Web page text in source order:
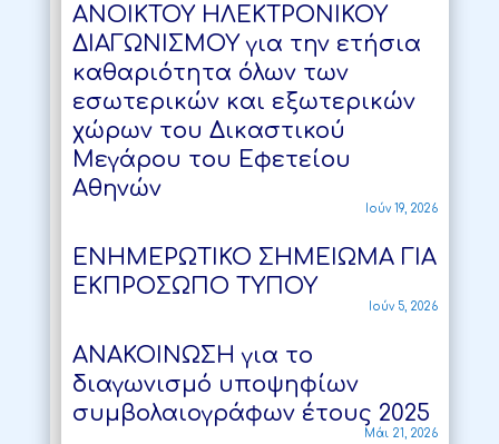
ΑΝΟΙΚΤΟΥ ΗΛΕΚΤΡΟΝΙΚΟΥ
ΔΙΑΓΩΝΙΣΜΟΥ για την ετήσια
καθαριότητα όλων των
εσωτερικών και εξωτερικών
χώρων του Δικαστικού
Μεγάρου του Εφετείου
Αθηνών
Ιούν 19, 2026
ΕΝΗΜΕΡΩΤΙΚΟ ΣΗΜΕΙΩΜΑ ΓΙΑ
ΕΚΠΡΟΣΩΠΟ ΤΥΠΟΥ
Ιούν 5, 2026
ΑΝΑΚΟΙΝΩΣΗ για το
διαγωνισμό υποψηφίων
συμβολαιογράφων έτους 2025
Μάι 21, 2026